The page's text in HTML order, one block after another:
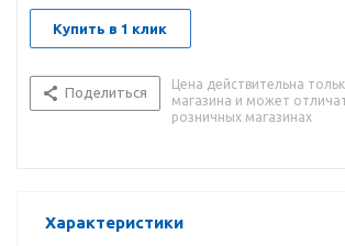
Купить в 1 клик
Поделиться
Цена действительна
магазина и может
розничных магазинах
Характеристики